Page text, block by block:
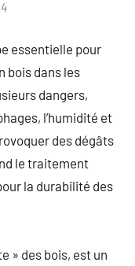
essentielle pour
bois dans les
dangers,
l’humidité et
des dégâts
le traitement
la durabilité des
» des bois, est un